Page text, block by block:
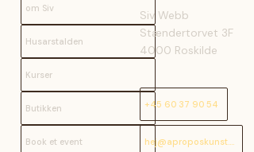
om Siv
Husarstalden
Kurser
Butikken
Siv Webb
Stændertorvet 3F
4000 Roskilde
+45 60 37 90 54
Book et event hej@aproposkunst.dk